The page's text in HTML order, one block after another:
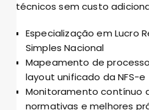
técnicos sem custo
Especialização em Lucro
Simples Nacional
Mapeamento de
layout unificado da NFS-e
Monitoramento contínuo
normativas e melhores